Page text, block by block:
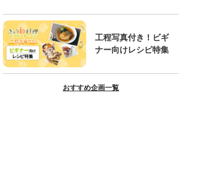
工程写真付き！ビギ
ナー向けレシピ特集
おすすめ企画一覧